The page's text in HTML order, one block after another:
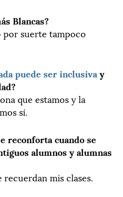
Blancas?
por suerte tampoco
puede ser inclusiva y
que estamos y la
sí.
reconforta cuando se
alumnos y alumnas
mis clases.